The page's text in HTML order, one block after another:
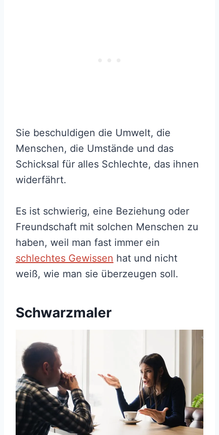
Sie beschuldigen die Umwelt, die
Menschen, die Umstände und das
Schicksal für alles Schlechte, das ihnen
widerfährt.
Es ist schwierig, eine Beziehung oder
Freundschaft mit solchen Menschen zu
haben, weil man fast immer ein
schlechtes Gewissen hat und nicht
weiß, wie man sie überzeugen soll.
Schwarzmaler